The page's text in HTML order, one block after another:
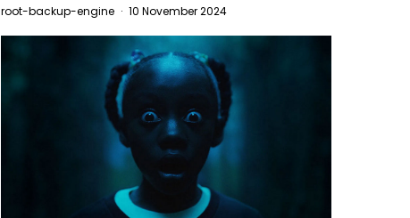
root-backup-engine · 10 November 2024